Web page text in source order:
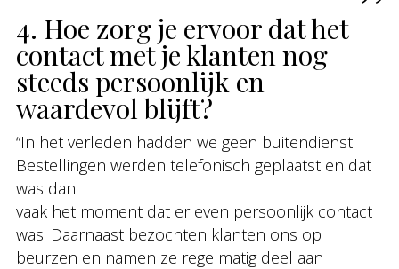
4. Hoe zorg je ervoor dat het
contact met je klanten nog
steeds persoonlijk en
waardevol blijft?
“In het verleden hadden we geen buitendienst.
Bestellingen werden telefonisch geplaatst en dat
was dan
vaak het moment dat er even persoonlijk contact
was. Daarnaast bezochten klanten ons op
beurzen en namen ze regelmatig deel aan